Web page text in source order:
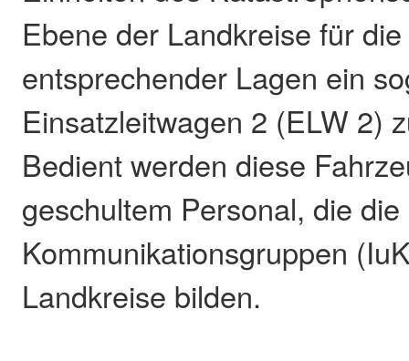
Ebene der Landkreise für
entsprechender Lagen ein
Einsatzleitwagen 2 (ELW 2)
Bedient werden diese
geschultem Personal, die
Kommunikationsgruppen
Landkreise bilden.